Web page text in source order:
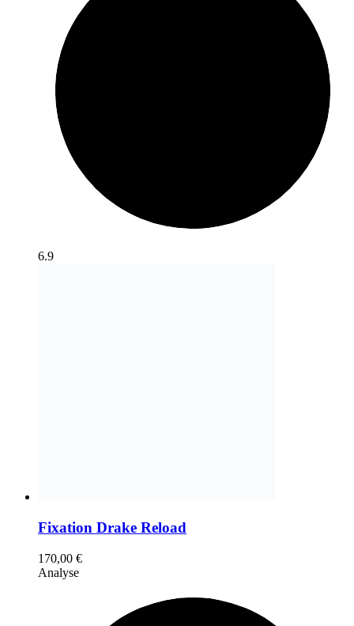
6.9
Fixation Drake Reload
170,00 €
Analyse